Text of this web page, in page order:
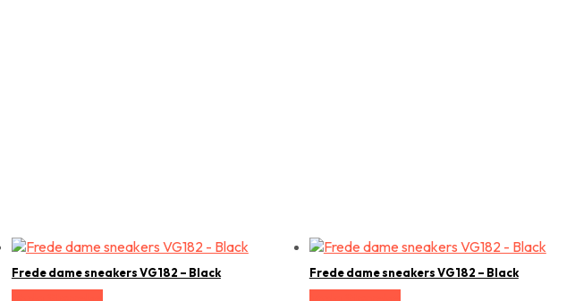
Frede dame sneakers VG182 – Black Frede dame sneakers VG182 – Black